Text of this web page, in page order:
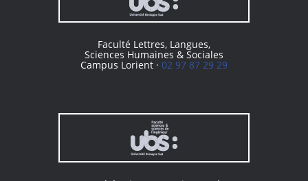
Faculté Lettres, Langues,
Sciences Humaines & Sociales
Campus Lorient · 02 97 87 29 29